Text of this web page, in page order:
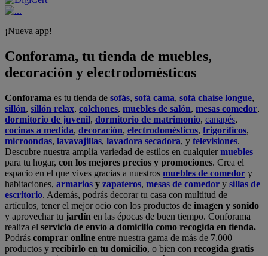
¡Nueva app!
Conforama, tu tienda de muebles,
decoración y electrodomésticos
Conforama es tu tienda de sofás, sofá cama, sofá chaise longue,
sillón, sillón relax, colchones, muebles de salón, mesas comedor,
dormitorio de juvenil, dormitorio de matrimonio, canapés,
cocinas a medida, decoración, electrodomésticos, frigoríficos,
microondas, lavavajillas, lavadora secadora, y televisiones.
Descubre nuestra amplia variedad de estilos en cualquiermuebles
para tu hogar, con los mejores precios y promociones. Crea el
espacio en el que vives gracias a nuestros muebles de comedor y
habitaciones, armarios y zapateros, mesas de comedor y sillas de
escritorio. Además, podrás decorar tu casa con multitud de
artículos, tener el mejor ocio con los productos de imagen y sonido
y aprovechar tu jardín en las épocas de buen tiempo. Conforama
realiza el servicio de envío a domicilio como recogida en tienda.
Podrás comprar online entre nuestra gama de más de 7.000
productos y recibirlo en tu domicilio, o bien con recogida gratis